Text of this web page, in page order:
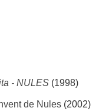
- NULES (1998)
de Nules (2002)